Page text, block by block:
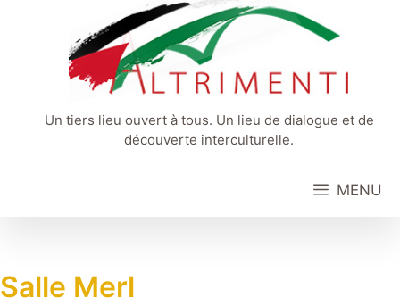
Un tiers lieu ouvert à tous. Un lieu de dialogue et de
découverte interculturelle.
MENU
Salle Merl